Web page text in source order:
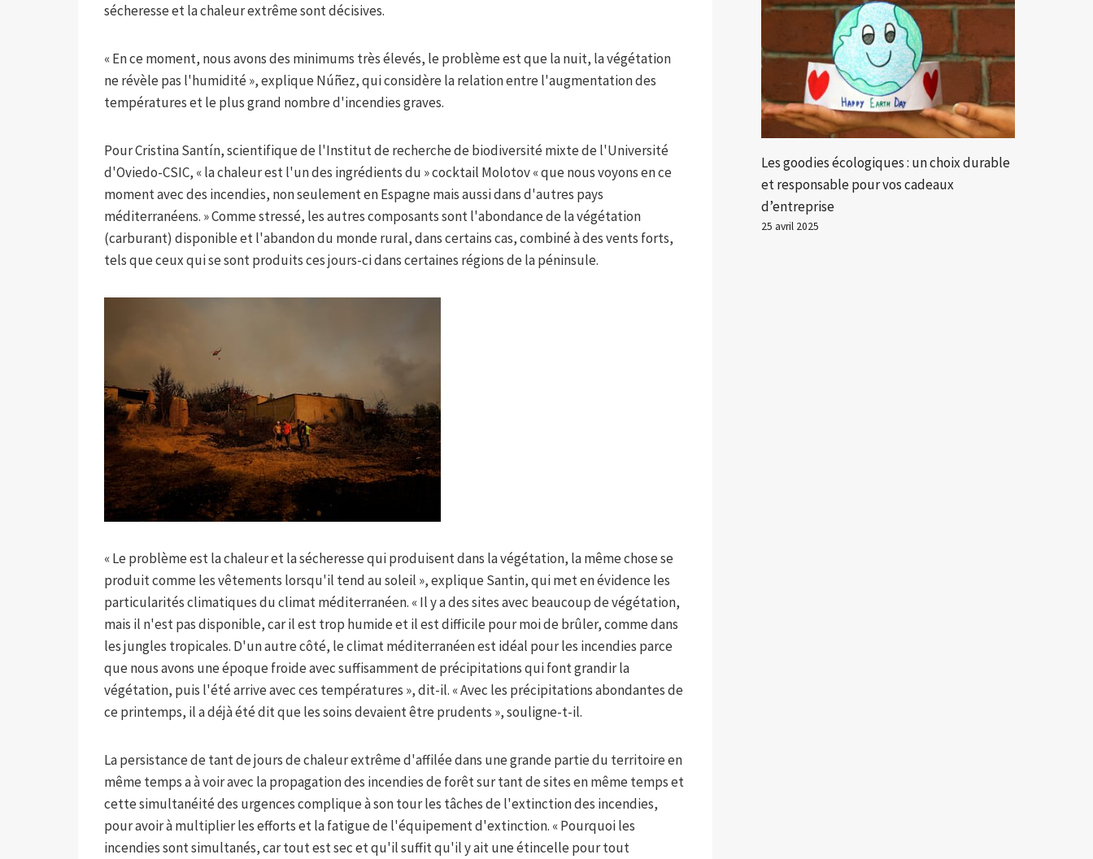
sécheresse et la chaleur extrême sont décisives.
« En ce moment, nous avons des minimums très élevés, le problème est que la nuit, la végétation
ne révèle pas l'humidité », explique Núñez, qui considère la relation entre l'augmentation des
températures et le plus grand nombre d'incendies graves.
Pour Cristina Santín, scientifique de l'Institut de recherche de biodiversité mixte de l'Université
d'Oviedo-CSIC, « la chaleur est l'un des ingrédients du » cocktail Molotov « que nous voyons en ce
moment avec des incendies, non seulement en Espagne mais aussi dans d'autres pays
méditerranéens. » Comme stressé, les autres composants sont l'abondance de la végétation
(carburant) disponible et l'abandon du monde rural, dans certains cas, combiné à des vents forts,
tels que ceux qui se sont produits ces jours-ci dans certaines régions de la péninsule.
« Le problème est la chaleur et la sécheresse qui produisent dans la végétation, la même chose se
produit comme les vêtements lorsqu'il tend au soleil », explique Santin, qui met en évidence les
particularités climatiques du climat méditerranéen. « Il y a des sites avec beaucoup de végétation,
mais il n'est pas disponible, car il est trop humide et il est difficile pour moi de brûler, comme dans
les jungles tropicales. D'un autre côté, le climat méditerranéen est idéal pour les incendies parce
que nous avons une époque froide avec suffisamment de précipitations qui font grandir la
végétation, puis l'été arrive avec ces températures », dit-il. « Avec les précipitations abondantes de
ce printemps, il a déjà été dit que les soins devaient être prudents », souligne-t-il.
La persistance de tant de jours de chaleur extrême d'affilée dans une grande partie du territoire en
même temps a à voir avec la propagation des incendies de forêt sur tant de sites en même temps et
cette simultanéité des urgences complique à son tour les tâches de l'extinction des incendies,
pour avoir à multiplier les efforts et la fatigue de l'équipement d'extinction. « Pourquoi les
incendies sont simultanés, car tout est sec et qu'il suffit qu'il y ait une étincelle pour tout
Les goodies écologiques : un choix durable
et responsable pour vos cadeaux
d’entreprise
25 avril 2025